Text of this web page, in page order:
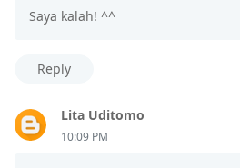
Saya kalah! ^^
Reply
Lita Uditomo
10:09 PM